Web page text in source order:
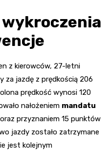
wykroczenia
z kierowców, 27-letni
za jazdę z prędkością 206
prędkość wynosi 120
nałożeniem mandatu
oraz przyznaniem 15 punktów
jazdy zostało zatrzymane
jest kolejnym